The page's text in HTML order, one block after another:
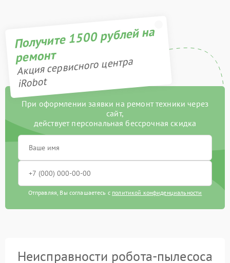
Получите 1500 рублей на
ремонт
Акция сервисного центра
iRobot
При оформлении заявки на ремонт техники через
сайт,
действует персональная бессрочная скидка
Отправляя, Вы соглашаетесь с политикой конфиденциальности
Неисправности робота-пылесоса